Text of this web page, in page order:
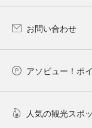
お問い合わせ
アソビュー！ポ
人気の観光スポ